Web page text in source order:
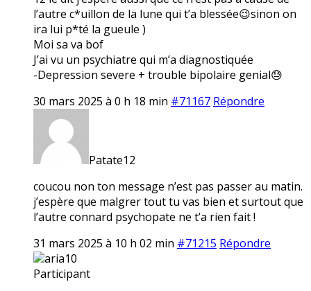
l’autre c*uillon de la lune qui t’a blessée😉sinon on
ira lui p*té la gueule )
Moi sa va bof
J’ai vu un psychiatre qui m’a diagnostiquée
-Depression severe + trouble bipolaire genial😓
30 mars 2025 à 0 h 18 min #71167 Répondre
Patate12
coucou non ton message n’est pas passer au matin.
j’espère que malgrer tout tu vas bien et surtout que
l’autre connard psychopate ne t’a rien fait !
31 mars 2025 à 10 h 02 min #71215 Répondre
aria10
Participant